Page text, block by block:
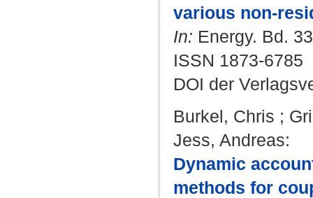
various non-
In: Energy. Bd.
ISSN 1873-6785
DOI der
Burkel, Chris ;
Jess, Andreas:
Dynamic
methods for